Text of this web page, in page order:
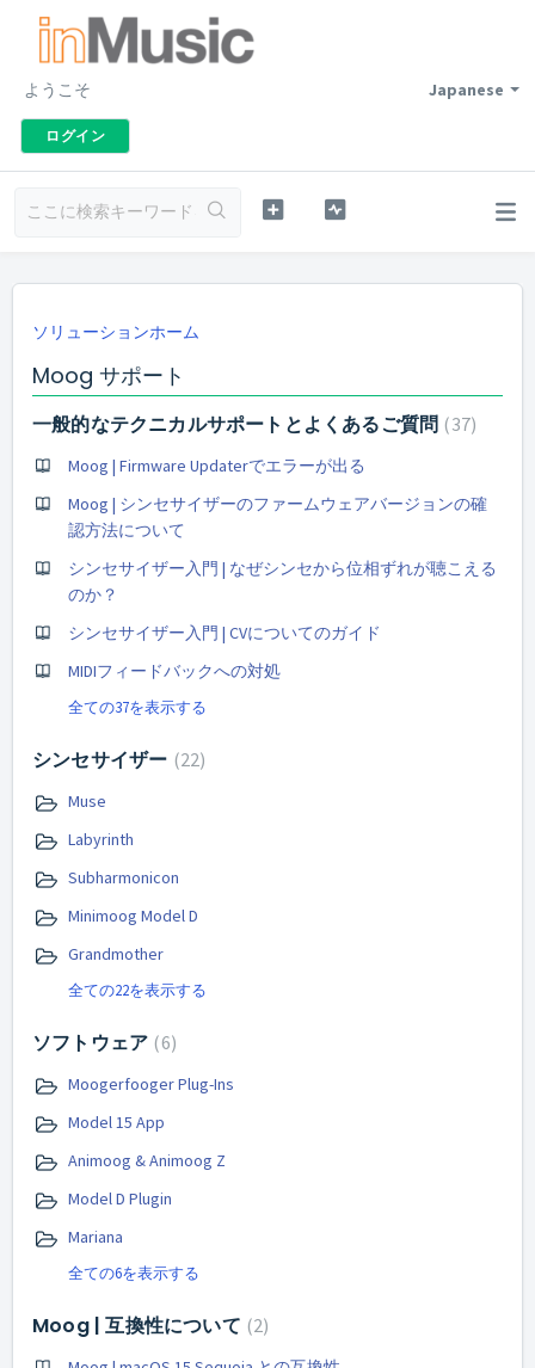
Japanese
ようこそ
ログイン
ソリューションホーム
Moog サポート
一般的なテクニカルサポートとよくあるご質問 37
Moog | Firmware Updaterでエラーが出る
Moog | シンセサイザーのファームウェアバージョンの確
認方法について
シンセサイザー入門 | なぜシンセから位相ずれが聴こえる
のか？
シンセサイザー入門 | CVについてのガイド
MIDIフィードバックへの対処
全ての37を表示する
シンセサイザー 22
Muse
Labyrinth
Subharmonicon
Minimoog Model D
Grandmother
全ての22を表示する
ソフトウェア 6
Moogerfooger Plug-Ins
Model 15 App
Animoog & Animoog Z
Model D Plugin
Mariana
全ての6を表示する
Moog | 互換性について 2